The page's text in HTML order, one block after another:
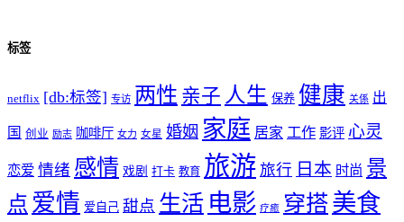
标签
netflix [db:标签] 专访 两性 亲子 人生 保养 健康 关係 出
国 创业 励志 咖啡厅 女力 女星 婚姻 家庭 居家 工作 影评 心灵
恋爱 情绪 感情 戏剧 打卡 教育 旅游 旅行 日本 时尚 景
点 爱情 爱自己 甜点 生活 电影 疗癒 穿搭美食